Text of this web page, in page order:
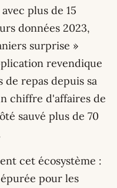
plus de 15
données 2023,
surprise »
revendique
de repas depuis sa
chiffre d'affaires de
sauvé plus de 70
cet écosystème :
pour les